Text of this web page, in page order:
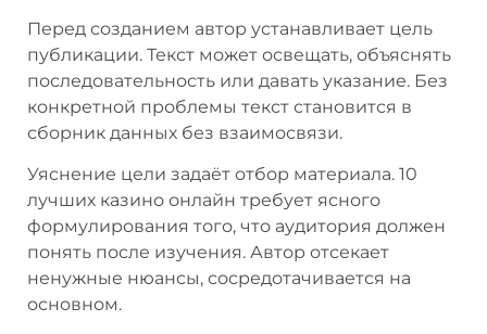
Перед созданием автор устанавливает цель
публикации. Текст может освещать, объяснять
последовательность или давать указание. Без
конкретной проблемы текст становится в
сборник данных без взаимосвязи.
Уяснение цели задаёт отбор материала. 10
лучших казино онлайн требует ясного
формулирования того, что аудитория должен
понять после изучения. Автор отсекает
ненужные нюансы, сосредотачивается на
основном.